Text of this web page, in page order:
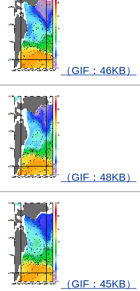
（GIF：46KB）
（GIF：48KB）
（GIF：45KB）